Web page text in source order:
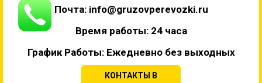
Почта: info@gruzovperevozki.ru
Время работы: 24 часа
График Работы: Ежедневно без выходных
КОНТАКТЫ В